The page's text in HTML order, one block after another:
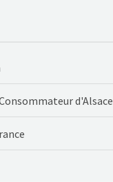
d'Alsace